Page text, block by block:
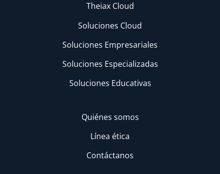
Theiax Cloud
Soluciones Cloud
Soluciones Empresariales
Soluciones Especializadas
Soluciones Educativas
Quiénes somos
Línea ética
Contáctanos